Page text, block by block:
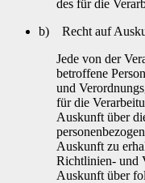
des für die
b) Recht auf
Jede von der
betroffene
und
für die
Auskunft über
Auskunft zu
Richtlinien- und
Auskunft über